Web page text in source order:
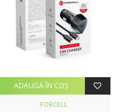
FORCELL
ADAUGĂ ÎN COŞ